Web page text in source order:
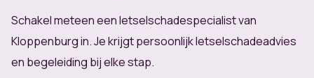
Schakel meteen een letselschadespecialist van
Kloppenburg in. Je krijgt persoonlijk letselschadeadvies
en begeleiding bij elke stap.